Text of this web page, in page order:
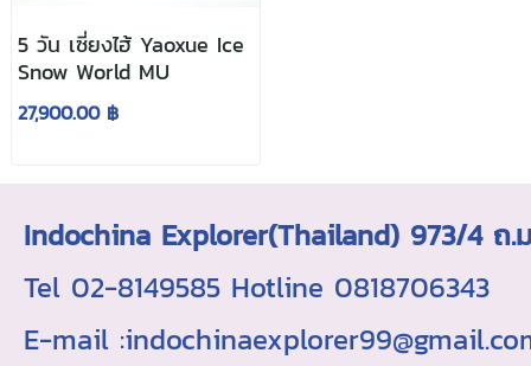
5 วัน เซี่ยงไฮ้ Yaoxue Ice
Snow World MU
27,900.00 ฿
Indochina Explorer(Thailand) 973/4
Tel 02-8149585 Hotline 0818706343
E-mail